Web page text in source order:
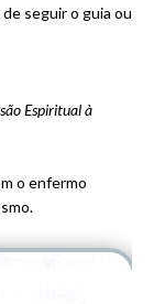
seguir o guia ou
Espiritual à
o enfermo